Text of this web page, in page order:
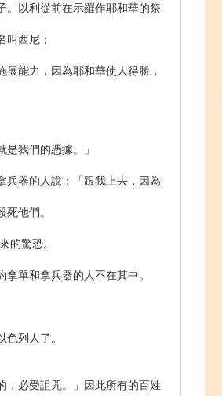
。以利從前在示羅作耶和華的祭
西尼；
能力，因為耶和華使人得勝，
我們的憑據。」
兵器的人說：「跟我上去，因為
他們。
的驚恐。
單和拿兵器的人不在其中。
列人了。
，必受詛咒。」因此所有的百姓